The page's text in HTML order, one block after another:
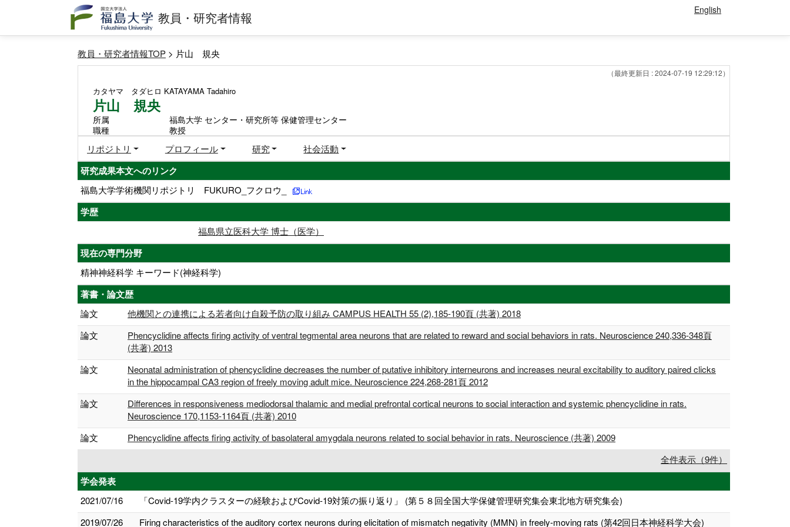
教員・研究者情報 English
教員・研究者情報TOP > 片山 規央
（最終更新日 : 2024-07-19 12:29:12）
カタヤマ タダヒロ KATAYAMA Tadahiro
片山 規央
所属
福島大学 センター・研究所等 保健管理センター
職種
教授
リポジトリ プロフィール 研究 社会活動
研究成果本文へのリンク
福島大学学術機関リポジトリ FUKURO_フクロウ_
学歴
福島県立医科大学 博士（医学）
現在の専門分野
精神神経科学 キーワード(神経科学)
著書・論文歴
論文
他機関との連携による若者向け自殺予防の取り組み CAMPUS HEALTH 55 (2),185-190頁 (共著) 2018
論文
Phencyclidine affects firing activity of ventral tegmental area neurons that are related to reward and social behaviors in rats. Neuroscience 240,336-348頁
(共著) 2013
論文
Neonatal administration of phencyclidine decreases the number of putative inhibitory interneurons and increases neural excitability to auditory paired clicks
in the hippocampal CA3 region of freely moving adult mice. Neuroscience 224,268-281頁 2012
論文
Differences in responsiveness mediodorsal thalamic and medial prefrontal cortical neurons to social interaction and systemic phencyclidine in rats.
Neuroscience 170,1153-1164頁 (共著) 2010
論文
Phencyclidine affects firing activity of basolateral amygdala neurons related to social behavior in rats. Neuroscience (共著) 2009
全件表示（9件）
学会発表
2021/07/16
「Covid-19学内クラスターの経験およびCovid-19対策の振り返り」 (第５８回全国大学保健管理研究集会東北地方研究集会)
2019/07/26
Firing characteristics of the auditory cortex neurons during elicitation of mismatch negativity (MMN) in freely-moving rats (第42回日本神経科学大会)